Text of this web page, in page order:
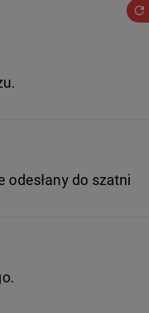
odesłany do szatni